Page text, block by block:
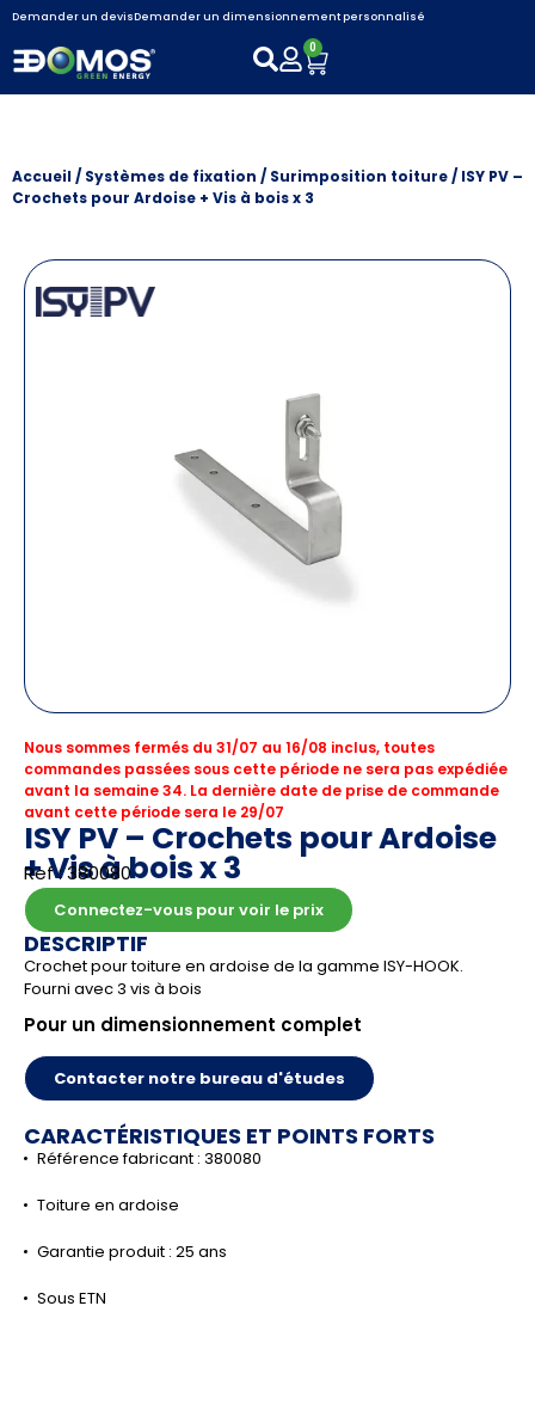
Demander un devisDemander un dimensionnement personnalisé
0
Accueil/ Systèmes de fixation / Surimposition toiture/ ISY PV –
Crochets pour Ardoise + Vis à bois x 3
Nous sommes fermés du 31/07 au 16/08 inclus, toutes
commandes passées sous cette période ne sera pas expédiée
avant la semaine 34. La dernière date de prise de commande
avant cette période sera le 29/07
ISY PV – Crochets pour Ardoise
+ Vis à bois x 3
Ref : 380080
Connectez-vous pour voir le prix
DESCRIPTIF
Crochet pour toiture en ardoise de la gamme ISY-HOOK.
Fourni avec 3 vis à bois
Pour un dimensionnement complet
Contacter notre bureau d'études
CARACTÉRISTIQUES ET POINTS FORTS
Référence fabricant : 380080
Toiture en ardoise
Garantie produit : 25 ans
Sous ETN